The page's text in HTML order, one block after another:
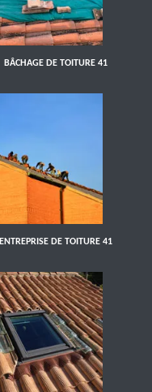
BÂCHAGE DE TOITURE 41
ENTREPRISE DE TOITURE 41